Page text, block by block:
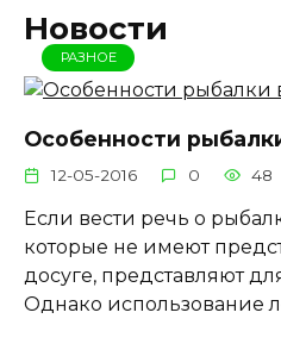
Новости
РАЗНОЕ
Особенности
12-05-2016 0 48
Если вести речь о
которые не имеют
досуге, представляют
Однако использование